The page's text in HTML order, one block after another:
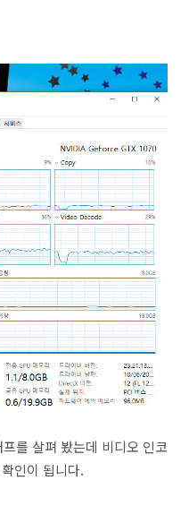
를 살펴 봤는데 비디오 인코
인이 됩니다.